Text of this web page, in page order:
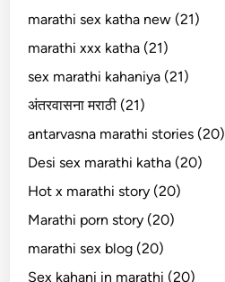
marathi sex katha new (21)
marathi xxx katha (21)
sex marathi kahaniya (21)
अंतरवासना मराठी (21)
antarvasna marathi stories (20)
Desi sex marathi katha (20)
Hot x marathi story (20)
Marathi porn story (20)
marathi sex blog (20)
Sex kahani in marathi (20)